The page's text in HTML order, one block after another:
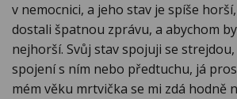
v nemocnici, a jeho stav je spíše
dostali špatnou zprávu, a abychom
nejhorší. Svůj stav spojuji se
spojení s ním nebo předtuchu, já
mém věku mrtvička se mi zdá hodně